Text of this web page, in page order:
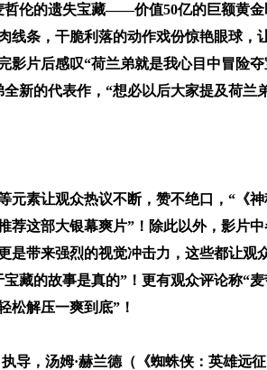
伦的遗失宝藏——价值50亿的巨额黄
条，干脆利落的动作戏份惊艳眼球
片后感叹“荷兰弟就是我心目中冒险
新的代表作，“想必以后大家提及荷
素让观众热议不断，赞不绝口，“《
这部大银幕爽片”！除此以外，影片
带来强烈的视觉冲击力，这些都让
藏的故事是真的”！更有观众评论称“
松解压一爽到底”！
，汤姆·赫兰德（《蜘蛛侠：英雄远